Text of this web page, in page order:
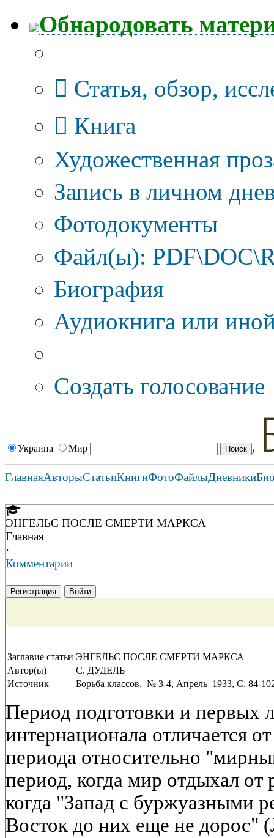
Обнародовать
Статья, обзор,
Книга
Художественная
Запись в личном
Фотодокументы
Файл(ы):
Биография
Аудиокнига или
Создать голосование
Украина Мир
ГлавнаяАвторыСтатьиКнигиФотоФайлыДневники
ЭНГЕЛЬС ПОСЛЕ СМЕРТИ МАРКСА
Главная
·
Комментарии
Регистрация Войти
Заглавие статьи ЭНГЕЛЬС ПОСЛЕ СМЕРТИ МАРКСА
Автор(ы)
С. ДУДЕЛЬ
Источник
Борьба классов, № 3-4, Апрель 1933, C. 84-
Период подготовки и первых
интернационала отличается
периода относительно
период, когда мир отдыхал
когда "Запад с буржуазными
Восток до них еще не дорос"